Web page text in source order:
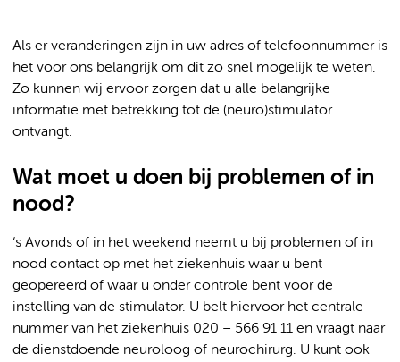
Als er veranderingen zijn in uw adres of telefoonnummer is
het voor ons belangrijk om dit zo snel mogelijk te weten.
Zo kunnen wij ervoor zorgen dat u alle belangrijke
informatie met betrekking tot de (neuro)stimulator
ontvangt.
Wat moet u doen bij problemen of in
nood?
‘s Avonds of in het weekend neemt u bij problemen of in
nood contact op met het ziekenhuis waar u bent
geopereerd of waar u onder controle bent voor de
instelling van de stimulator. U belt hiervoor het centrale
nummer van het ziekenhuis 020 – 566 91 11 en vraagt naar
de dienstdoende neuroloog of neurochirurg. U kunt ook